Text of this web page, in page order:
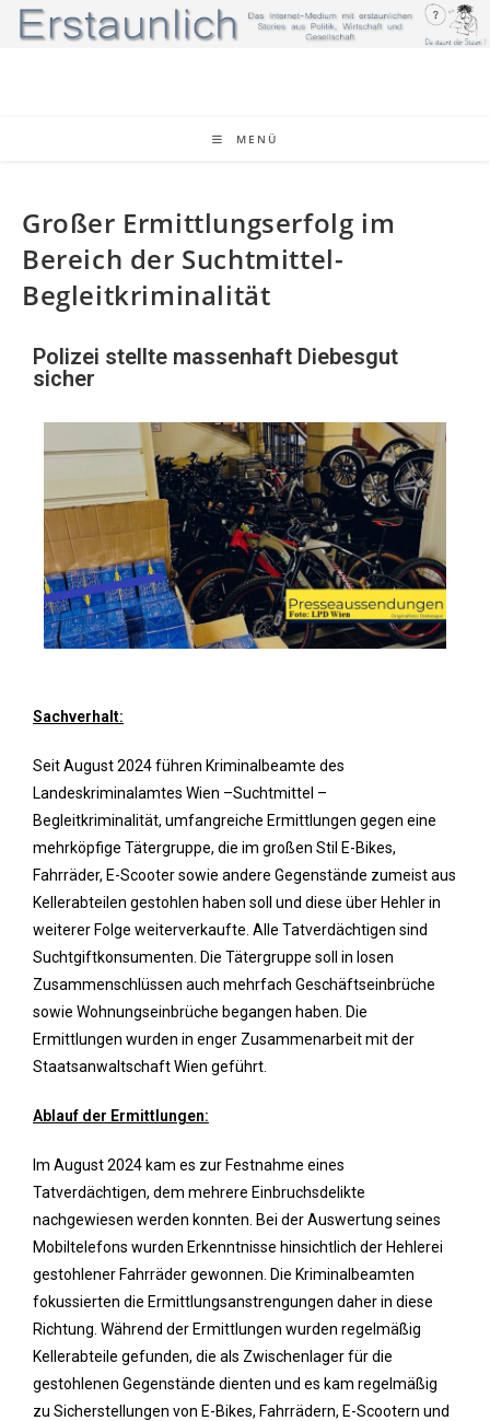
MENÜ
Großer Ermittlungserfolg im
Bereich der Suchtmittel-
Begleitkriminalität
Polizei stellte massenhaft Diebesgut
sicher
Sachverhalt:
Seit August 2024 führen Kriminalbeamte des
Landeskriminalamtes Wien –Suchtmittel –
Begleitkriminalität, umfangreiche Ermittlungen gegen eine
mehrköpfige Tätergruppe, die im großen Stil E-Bikes,
Fahrräder, E-Scooter sowie andere Gegenstände zumeist aus
Kellerabteilen gestohlen haben soll und diese über Hehler in
weiterer Folge weiterverkaufte. Alle Tatverdächtigen sind
Suchtgiftkonsumenten. Die Tätergruppe soll in losen
Zusammenschlüssen auch mehrfach Geschäftseinbrüche
sowie Wohnungseinbrüche begangen haben. Die
Ermittlungen wurden in enger Zusammenarbeit mit der
Staatsanwaltschaft Wien geführt.
Ablauf der Ermittlungen:
Im August 2024 kam es zur Festnahme eines
Tatverdächtigen, dem mehrere Einbruchsdelikte
nachgewiesen werden konnten. Bei der Auswertung seines
Mobiltelefons wurden Erkenntnisse hinsichtlich der Hehlerei
gestohlener Fahrräder gewonnen. Die Kriminalbeamten
fokussierten die Ermittlungsanstrengungen daher in diese
Richtung. Während der Ermittlungen wurden regelmäßig
Kellerabteile gefunden, die als Zwischenlager für die
gestohlenen Gegenstände dienten und es kam regelmäßig
zu Sicherstellungen von E-Bikes, Fahrrädern, E-Scootern und